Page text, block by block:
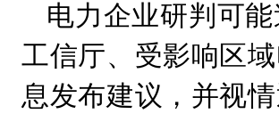
电力企业研判可
工信厅、受影响区
息发布建议，并视